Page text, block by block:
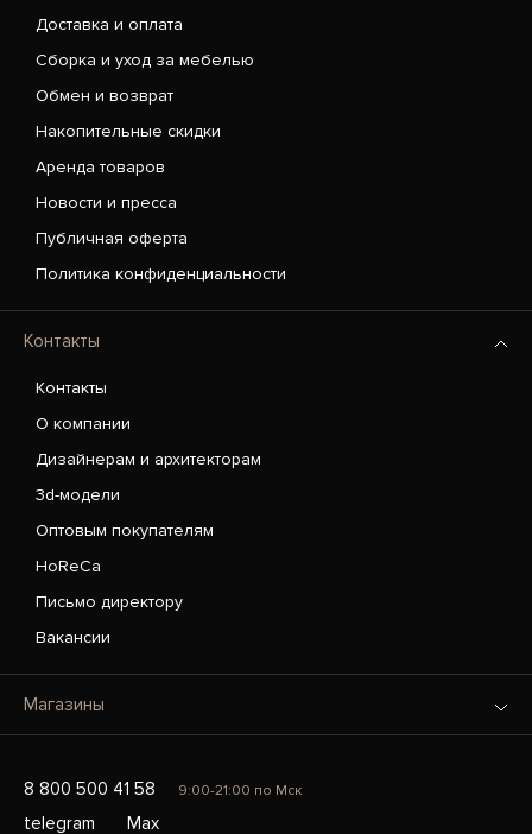
Доставка и оплата
Сборка и уход за мебелью
Обмен и возврат
Накопительные скидки
Аренда товаров
Новости и пресса
Публичная оферта
Политика конфиденциальности
Контакты
Контакты
О компании
Дизайнерам и архитекторам
3d-модели
Оптовым покупателям
HoReCa
Письмо директору
Вакансии
Магазины
8 800 500 41 58 9:00-21:00 по Мск
telegram Max